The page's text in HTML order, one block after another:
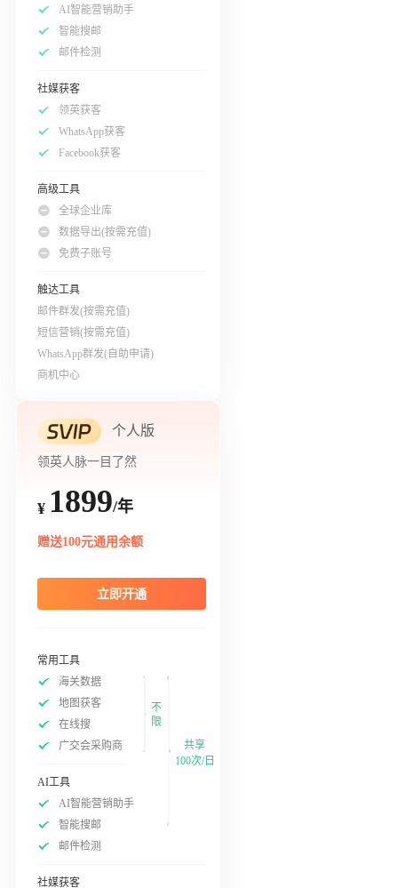
AI智能营销助手
智能搜邮
邮件检测
社媒获客
领英获客
WhatsApp获客
Facebook获客
高级工具
全球企业库
数据导出(按需充值)
免费子账号
触达工具
邮件群发(按需充值)
短信营销(按需充值)
WhatsApp群发(自助申请)
商机中心
个人版
领英人脉一目了然
¥ 1899/年
赠送100元通用余额
立即开通
常用工具
海关数据
地图获客
在线搜
广交会采购商
不
限
AI工具
AI智能营销助手
智能搜邮
邮件检测
社媒获客
共享
100次/日